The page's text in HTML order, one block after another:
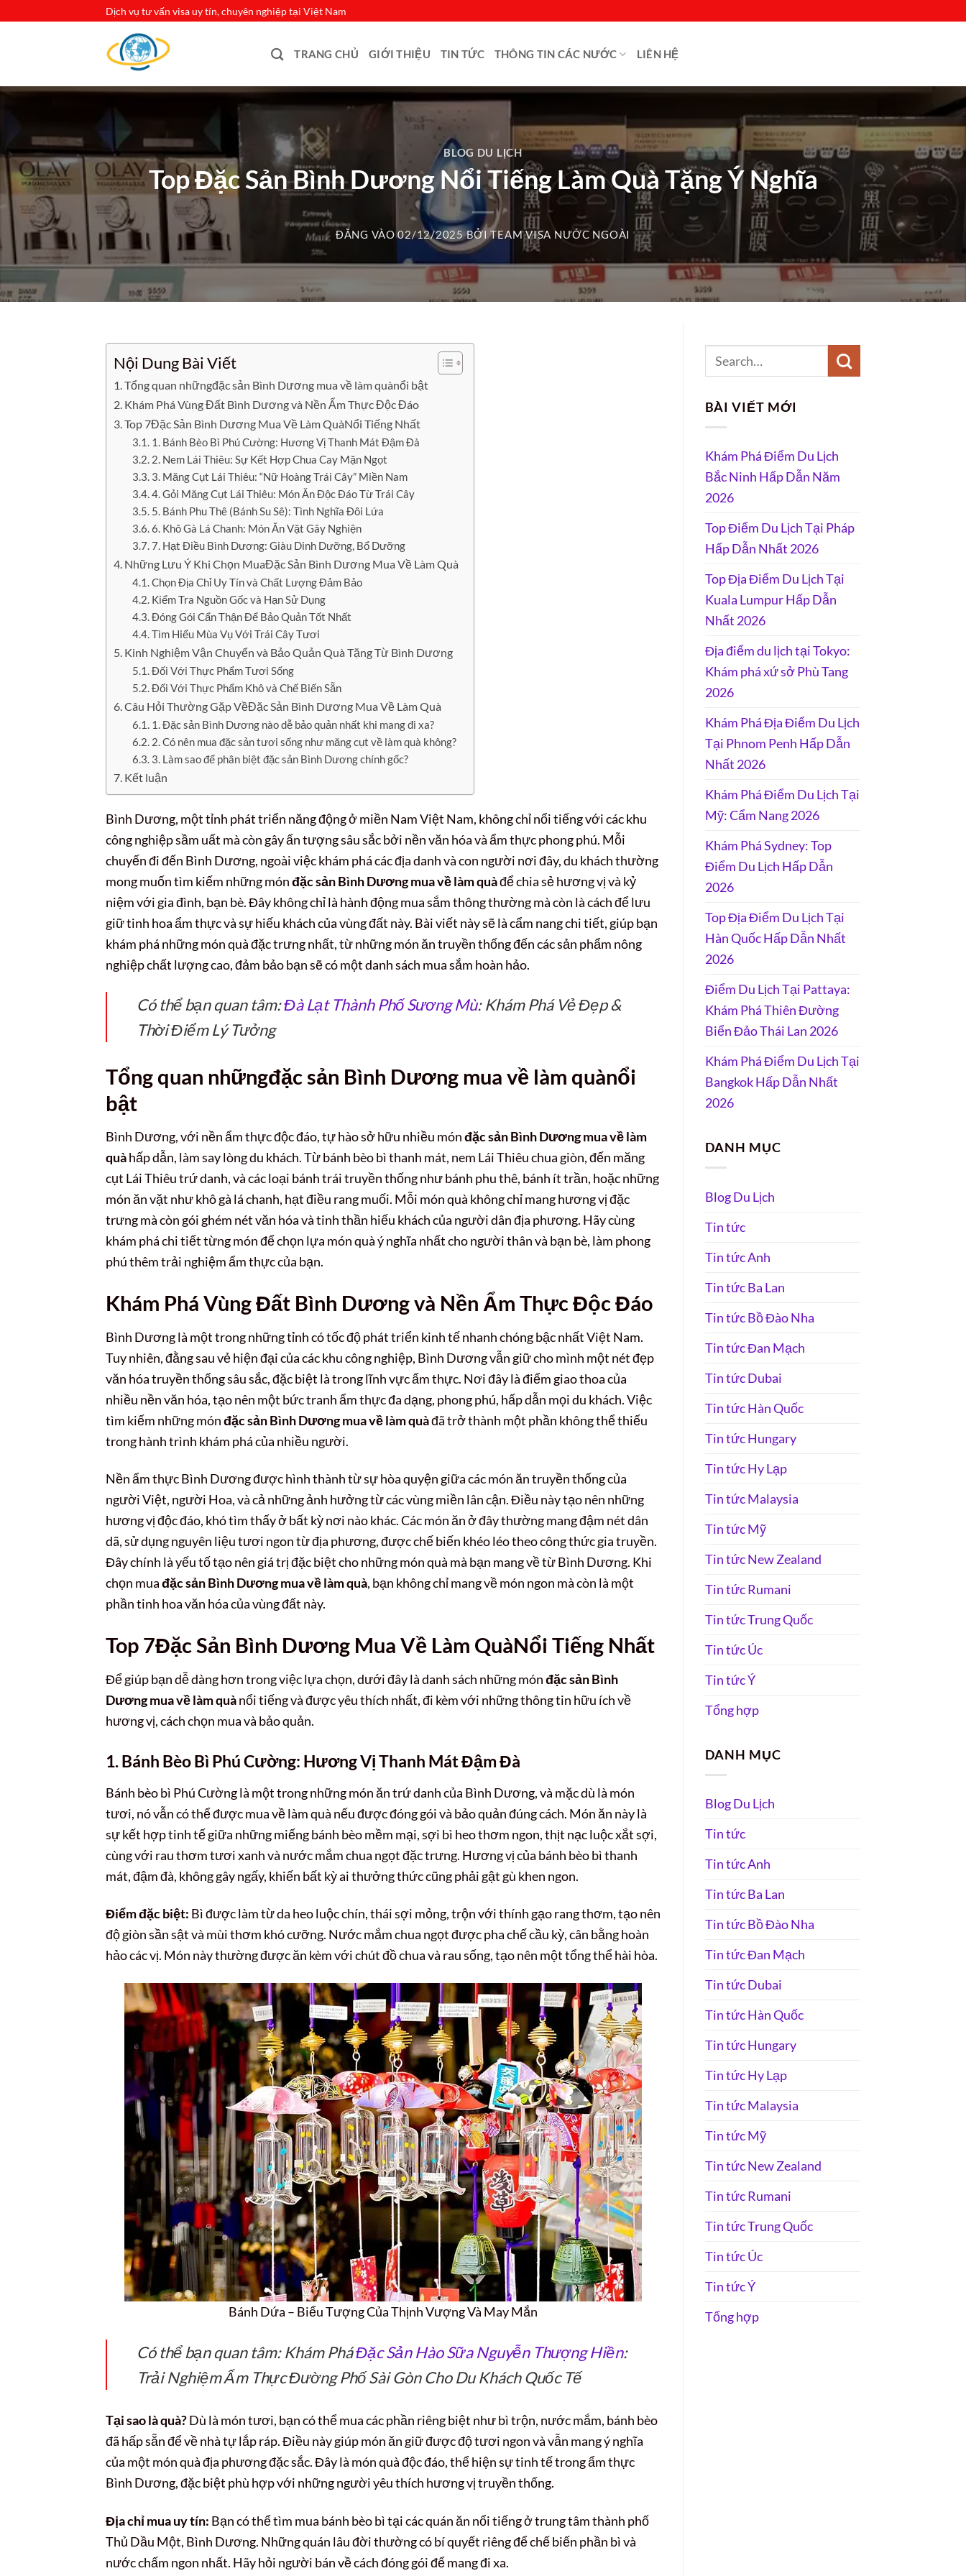
Dịch vụ tư vấn visa uy tín, chuyên nghiệp tại Việt Nam
TRANG CHỦ GIỚI THIỆU TIN TỨC THÔNG TIN CÁC NƯỚC LIÊN HỆ
BLOG DU LỊCH
Top Đặc Sản Bình Dương Nổi Tiếng Làm Quà Tặng Ý Nghĩa
ĐĂNG VÀO02/12/2025 BỞITEAM VISA NƯỚC NGOÀI
Nội Dung Bài Viết
Tổng quan nhữngđặc sản Bình Dương mua về làm quànổi bật
Khám Phá Vùng Đất Bình Dương và Nền Ẩm Thực Độc Đáo
Top 7Đặc Sản Bình Dương Mua Về Làm QuàNổi Tiếng Nhất
1. Bánh Bèo Bì Phú Cường: Hương Vị Thanh Mát Đậm Đà
2. Nem Lái Thiêu: Sự Kết Hợp Chua Cay Mặn Ngọt
3. Măng Cụt Lái Thiêu: “Nữ Hoàng Trái Cây” Miền Nam
4. Gỏi Măng Cụt Lái Thiêu: Món Ăn Độc Đáo Từ Trái Cây
5. Bánh Phu Thê (Bánh Su Sê): Tình Nghĩa Đôi Lứa
6. Khô Gà Lá Chanh: Món Ăn Vặt Gây Nghiện
7. Hạt Điều Bình Dương: Giàu Dinh Dưỡng, Bổ Dưỡng
Những Lưu Ý Khi Chọn MuaĐặc Sản Bình Dương Mua Về Làm Quà
Chọn Địa Chỉ Uy Tín và Chất Lượng Đảm Bảo
Kiểm Tra Nguồn Gốc và Hạn Sử Dụng
Đóng Gói Cẩn Thận Để Bảo Quản Tốt Nhất
Tìm Hiểu Mùa Vụ Với Trái Cây Tươi
Kinh Nghiệm Vận Chuyển và Bảo Quản Quà Tặng Từ Bình Dương
Đối Với Thực Phẩm Tươi Sống
Đối Với Thực Phẩm Khô và Chế Biến Sẵn
Câu Hỏi Thường Gặp VềĐặc Sản Bình Dương Mua Về Làm Quà
1. Đặc sản Bình Dương nào dễ bảo quản nhất khi mang đi xa?
2. Có nên mua đặc sản tươi sống như măng cụt về làm quà không?
3. Làm sao để phân biệt đặc sản Bình Dương chính gốc?
Kết luận
Bình Dương, một tỉnh phát triển năng động ở miền Nam Việt Nam, không chỉ nổi tiếng với các khu
công nghiệp sầm uất mà còn gây ấn tượng sâu sắc bởi nền văn hóa và ẩm thực phong phú. Mỗi
chuyến đi đến Bình Dương, ngoài việc khám phá các địa danh và con người nơi đây, du khách thường
mong muốn tìm kiếm những mónđặc sản Bình Dương mua về làm quàđể chia sẻ hương vị và kỷ
niệm với gia đình, bạn bè. Đây không chỉ là hành động mua sắm thông thường mà còn là cách để lưu
giữ tinh hoa ẩm thực và sự hiếu khách của vùng đất này. Bài viết này sẽ là cẩm nang chi tiết, giúp bạn
khám phá những món quà đặc trưng nhất, từ những món ăn truyền thống đến các sản phẩm nông
nghiệp chất lượng cao, đảm bảo bạn sẽ có một danh sách mua sắm hoàn hảo.
Có thể bạn quan tâm:Đà Lạt Thành Phố Sương Mù: Khám Phá Vẻ Đẹp &
Thời Điểm Lý Tưởng
Tổng quan nhữngđặc sản Bình Dương mua về làm quànổi
bật
Bình Dương, với nền ẩm thực độc đáo, tự hào sở hữu nhiều mónđặc sản Bình Dương mua về làm
quàhấp dẫn, làm say lòng du khách. Từ bánh bèo bì thanh mát, nem Lái Thiêu chua giòn, đến măng
cụt Lái Thiêu trứ danh, và các loại bánh trái truyền thống như bánh phu thê, bánh ít trần, hoặc những
món ăn vặt như khô gà lá chanh, hạt điều rang muối. Mỗi món quà không chỉ mang hương vị đặc
trưng mà còn gói ghém nét văn hóa và tinh thần hiếu khách của người dân địa phương. Hãy cùng
khám phá chi tiết từng món để chọn lựa món quà ý nghĩa nhất cho người thân và bạn bè, làm phong
phú thêm trải nghiệm ẩm thực của bạn.
Khám Phá Vùng Đất Bình Dương và Nền Ẩm Thực Độc Đáo
Bình Dương là một trong những tỉnh có tốc độ phát triển kinh tế nhanh chóng bậc nhất Việt Nam.
Tuy nhiên, đằng sau vẻ hiện đại của các khu công nghiệp, Bình Dương vẫn giữ cho mình một nét đẹp
văn hóa truyền thống sâu sắc, đặc biệt là trong lĩnh vực ẩm thực. Nơi đây là điểm giao thoa của
nhiều nền văn hóa, tạo nên một bức tranh ẩm thực đa dạng, phong phú, hấp dẫn mọi du khách. Việc
tìm kiếm những mónđặc sản Bình Dương mua về làm quàđã trở thành một phần không thể thiếu
trong hành trình khám phá của nhiều người.
Nền ẩm thực Bình Dương được hình thành từ sự hòa quyện giữa các món ăn truyền thống của
người Việt, người Hoa, và cả những ảnh hưởng từ các vùng miền lân cận. Điều này tạo nên những
hương vị độc đáo, khó tìm thấy ở bất kỳ nơi nào khác. Các món ăn ở đây thường mang đậm nét dân
dã, sử dụng nguyên liệu tươi ngon từ địa phương, được chế biến khéo léo theo công thức gia truyền.
Đây chính là yếu tố tạo nên giá trị đặc biệt cho những món quà mà bạn mang về từ Bình Dương. Khi
chọn muađặc sản Bình Dương mua về làm quà, bạn không chỉ mang về món ngon mà còn là một
phần tinh hoa văn hóa của vùng đất này.
Top 7Đặc Sản Bình Dương Mua Về Làm QuàNổi Tiếng Nhất
Để giúp bạn dễ dàng hơn trong việc lựa chọn, dưới đây là danh sách những mónđặc sản Bình
Dương mua về làm quànổi tiếng và được yêu thích nhất, đi kèm với những thông tin hữu ích về
hương vị, cách chọn mua và bảo quản.
1. Bánh Bèo Bì Phú Cường: Hương Vị Thanh Mát Đậm Đà
Bánh bèo bì Phú Cường là một trong những món ăn trứ danh của Bình Dương, và mặc dù là món
tươi, nó vẫn có thể được mua về làm quà nếu được đóng gói và bảo quản đúng cách. Món ăn này là
sự kết hợp tinh tế giữa những miếng bánh bèo mềm mại, sợi bì heo thơm ngon, thịt nạc luộc xắt sợi,
cùng với rau thơm tươi xanh và nước mắm chua ngọt đặc trưng. Hương vị của bánh bèo bì thanh
mát, đậm đà, không gây ngấy, khiến bất kỳ ai thưởng thức cũng phải gật gù khen ngon.
Điểm đặc biệt: Bì được làm từ da heo luộc chín, thái sợi mỏng, trộn với thính gạo rang thơm, tạo nên
độ giòn sần sật và mùi thơm khó cưỡng. Nước mắm chua ngọt được pha chế cầu kỳ, cân bằng hoàn
hảo các vị. Món này thường được ăn kèm với chút đồ chua và rau sống, tạo nên một tổng thể hài hòa.
Bánh Dứa – Biểu Tượng Của Thịnh Vượng Và May Mắn
Có thể bạn quan tâm: Khám PháĐặc Sản Hào Sữa Nguyễn Thượng Hiền:
Trải Nghiệm Ẩm Thực Đường Phố Sài Gòn Cho Du Khách Quốc Tế
Tại sao là quà?Dù là món tươi, bạn có thể mua các phần riêng biệt như bì trộn, nước mắm, bánh bèo
đã hấp sẵn để về nhà tự lắp ráp. Điều này giúp món ăn giữ được độ tươi ngon và vẫn mang ý nghĩa
của một món quà địa phương đặc sắc. Đây là món quà độc đáo, thể hiện sự tinh tế trong ẩm thực
Bình Dương, đặc biệt phù hợp với những người yêu thích hương vị truyền thống.
Địa chỉ mua uy tín: Bạn có thể tìm mua bánh bèo bì tại các quán ăn nổi tiếng ở trung tâm thành phố
Thủ Dầu Một, Bình Dương. Những quán lâu đời thường có bí quyết riêng để chế biến phần bì và
nước chấm ngon nhất. Hãy hỏi người bán về cách đóng gói để mang đi xa.
BÀI VIẾT MỚI
Khám Phá Điểm Du Lịch
Bắc Ninh Hấp Dẫn Năm
2026
Top Điểm Du Lịch Tại Pháp
Hấp Dẫn Nhất 2026
Top Địa Điểm Du Lịch Tại
Kuala Lumpur Hấp Dẫn
Nhất 2026
Địa điểm du lịch tại Tokyo:
Khám phá xứ sở Phù Tang
2026
Khám Phá Địa Điểm Du Lịch
Tại Phnom Penh Hấp Dẫn
Nhất 2026
Khám Phá Điểm Du Lịch Tại
Mỹ: Cẩm Nang 2026
Khám Phá Sydney: Top
Điểm Du Lịch Hấp Dẫn
2026
Top Địa Điểm Du Lịch Tại
Hàn Quốc Hấp Dẫn Nhất
2026
Điểm Du Lịch Tại Pattaya:
Khám Phá Thiên Đường
Biển Đảo Thái Lan 2026
Khám Phá Điểm Du Lịch Tại
Bangkok Hấp Dẫn Nhất
2026
DANH MỤC
Blog Du Lịch
Tin tức
Tin tức Anh
Tin tức Ba Lan
Tin tức Bồ Đào Nha
Tin tức Đan Mạch
Tin tức Dubai
Tin tức Hàn Quốc
Tin tức Hungary
Tin tức Hy Lạp
Tin tức Malaysia
Tin tức Mỹ
Tin tức New Zealand
Tin tức Rumani
Tin tức Trung Quốc
Tin tức Úc
Tin tức Ý
Tổng hợp
DANH MỤC
Blog Du Lịch
Tin tức
Tin tức Anh
Tin tức Ba Lan
Tin tức Bồ Đào Nha
Tin tức Đan Mạch
Tin tức Dubai
Tin tức Hàn Quốc
Tin tức Hungary
Tin tức Hy Lạp
Tin tức Malaysia
Tin tức Mỹ
Tin tức New Zealand
Tin tức Rumani
Tin tức Trung Quốc
Tin tức Úc
Tin tức Ý
Tổng hợp